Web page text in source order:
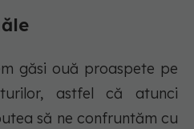
găsi ouă proaspete pe
astfel că atunci
să ne confruntăm cu